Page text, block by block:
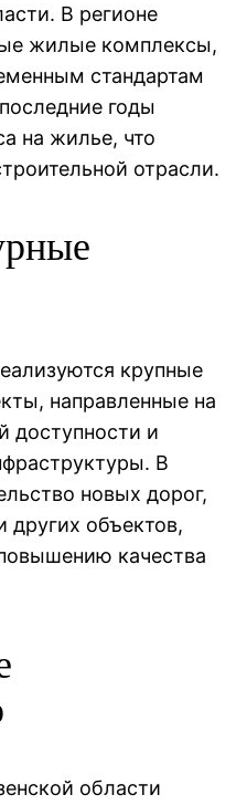
В регионе
жилые комплексы,
стандартам
годы
на жилье, что
отрасли.
крупные
направленные на
доступности и
В
новых дорог,
объектов,
качества
области